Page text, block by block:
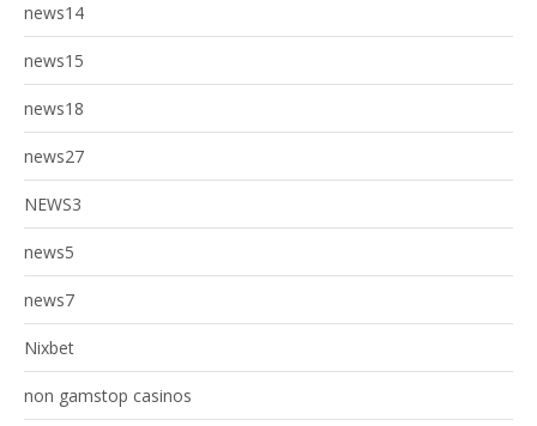
news14
news15
news18
news27
NEWS3
news5
news7
Nixbet
non gamstop casinos